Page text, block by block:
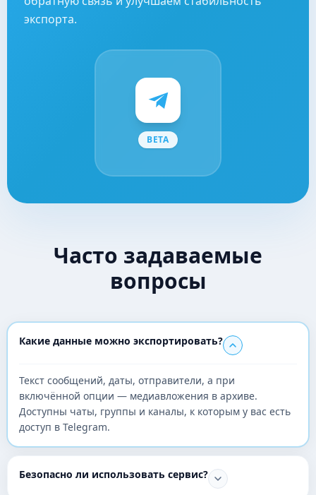
экспорта.
BETA
Часто задаваемые
вопросы
Какие данные можно экспортировать?
Текст сообщений, даты, отправители, а при
включённой опции — медиавложения в архиве.
Доступны чаты, группы и каналы, к которым у вас есть
доступ в Telegram.
Безопасно ли использовать сервис?